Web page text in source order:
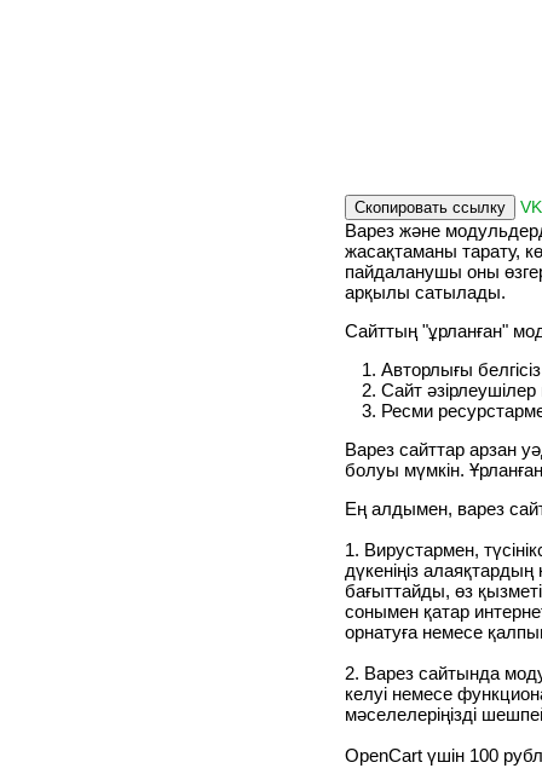
Скопировать ссылку VK
Варез және
жасақтаманы тарату,
пайдаланушы оны
арқылы сатылады.
Сайттың "ұрланған"
Авторлығы
Сайт
Ресми
Варез сайттар арзан
болуы мүмкін.
Ең алдымен, варез
1. Вирустармен,
дүкеніңіз
бағыттайды, өз
сонымен қатар
орнатуға немесе
2. Варез сайтында
келуі немесе
мәселелеріңізді
OpenCart үшін 100